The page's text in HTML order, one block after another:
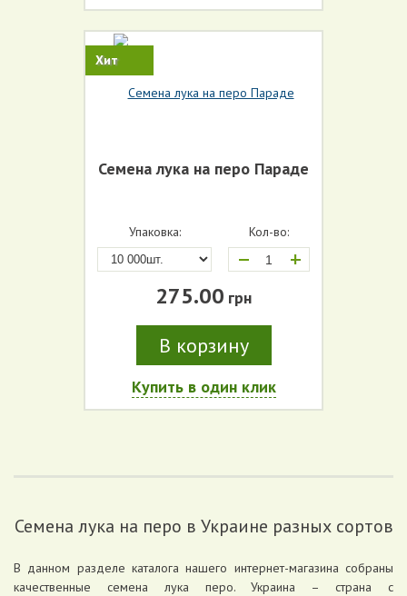
Хит
Семена лука на перо Параде
Упаковка: Кол-во:
+
275.00 грн
В корзину
Купить в один клик
Семена лука на перо в Украине разных сортов
В данном разделе каталога нашего интернет-магазина собраны
качественные семена лука перо. Украина – страна с